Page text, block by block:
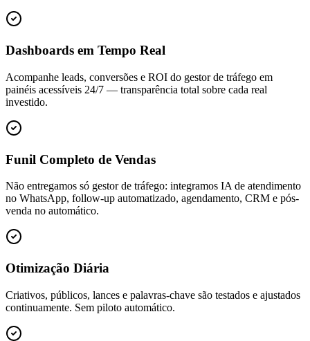
Dashboards em Tempo Real
Acompanhe leads, conversões e ROI do gestor de tráfego em
painéis acessíveis 24/7 — transparência total sobre cada real
investido.
Funil Completo de Vendas
Não entregamos só gestor de tráfego: integramos IA de atendimento
no WhatsApp, follow-up automatizado, agendamento, CRM e pós-
venda no automático.
Otimização Diária
Criativos, públicos, lances e palavras-chave são testados e ajustados
continuamente. Sem piloto automático.